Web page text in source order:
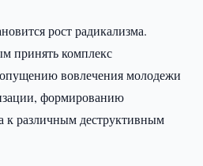
рост радикализма.
принять комплекс
вовлечения молодежи
формированию
к различным деструктивным